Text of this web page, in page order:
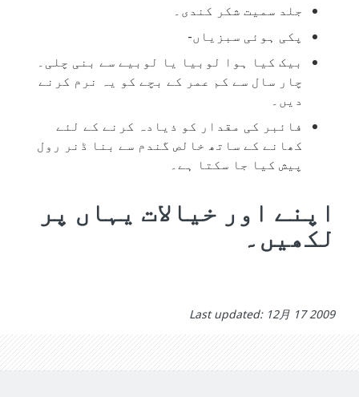
جلد سمیت شکر کندی۔
پکی ہوئی سبزیاں-
بیک کیا ہوا لوبیا یا لوبیے سے بنی چلی۔
چار سال سے کم عمر کے بچے کو یہ نرم کرنے
دیں۔
فائبر کی مقدار کو ذیادہ کرنے کے لئے
کھانے کے ساتھ خالص گندم سے بنا ڈنر رول
پیش کیا جا سکتا ہے۔
اپنے اور خیالات یہاں پر
لکھیں۔
Last updated: 12月 17 2009